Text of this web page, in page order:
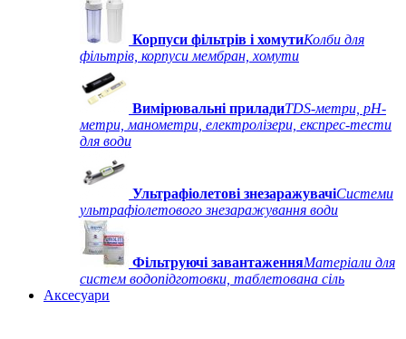
Корпуси фільтрів і хомутиКолби для
фільтрів, корпуси мембран, хомути
Вимірювальні приладиTDS-метри, рН-
метри, манометри, електролізери, експрес-тести
для води
Ультрафіолетові знезаражувачіСистеми
ультрафіолетового знезаражування води
Фільтруючі завантаженняМатеріали для
систем водопідготовки, таблетована сіль
Аксесуари